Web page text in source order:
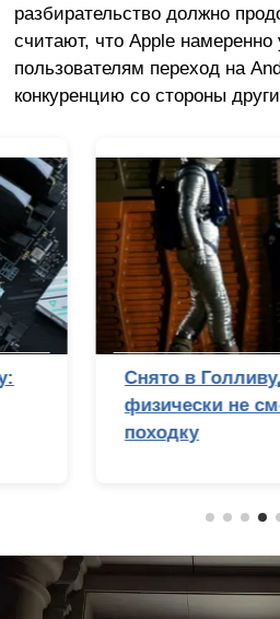
разбирательство должно
считают, что Apple намеренно
пользователям переход на
конкуренцию со стороны
Снято в Голливуде?
физически не смог бы